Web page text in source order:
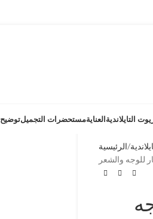
توضيحمستحضرات التجميلالعنايةالتايلاندية
الرئيسية
للوجه والشعر